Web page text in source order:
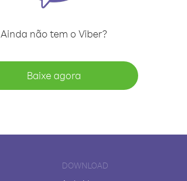
Ainda não tem o Viber?
Baixe agora
DOWNLOAD